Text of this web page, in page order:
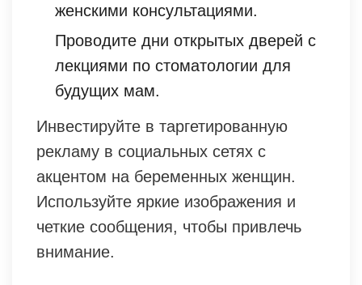
женскими консультациями.
Проводите дни открытых дверей с
лекциями по стоматологии для
будущих мам.
Инвестируйте в таргетированную
рекламу в социальных сетях с
акцентом на беременных женщин.
Используйте яркие изображения и
четкие сообщения, чтобы привлечь
внимание.